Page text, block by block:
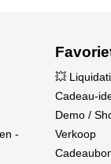
borstelloze
µs / 333 Hz
- 2500 µs
: Ja
-
💥
Cadeau-
Demo /
Verkoop